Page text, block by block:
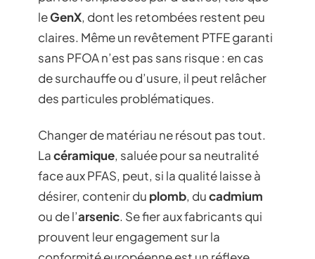
leGenX, dont les retombées restent peu
claires. Même un revêtement PTFE garanti
sans PFOA n’est pas sans risque : en cas
de surchauffe ou d’usure, il peut relâcher
des particules problématiques.
Changer de matériau ne résout pas tout.
Lacéramique, saluée pour sa neutralité
face aux PFAS, peut, si la qualité laisse à
désirer, contenir du plomb, ducadmium
ou de l’arsenic. Se fier aux fabricants qui
prouvent leur engagement sur la